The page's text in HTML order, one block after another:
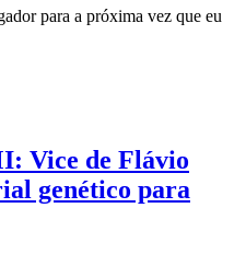
para a próxima vez que eu
Vice de Flávio
genético para